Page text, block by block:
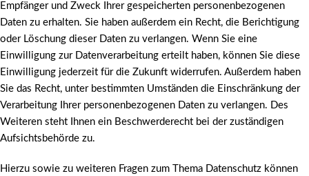
Empfänger und Zweck Ihrer gespeicherten personenbezogenen
Daten zu erhalten. Sie haben außerdem ein Recht, die Berichtigung
oder Löschung dieser Daten zu verlangen. Wenn Sie eine
Einwilligung zur Datenverarbeitung erteilt haben, können Sie diese
Einwilligung jederzeit für die Zukunft widerrufen. Außerdem haben
Sie das Recht, unter bestimmten Umständen die Einschränkung der
Verarbeitung Ihrer personenbezogenen Daten zu verlangen. Des
Weiteren steht Ihnen ein Beschwerderecht bei der zuständigen
Aufsichtsbehörde zu.
Hierzu sowie zu weiteren Fragen zum Thema Datenschutz können